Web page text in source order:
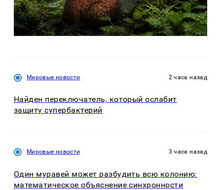
Мировые новости 2 часа назад
Найден переключатель, который ослабит
защиту супербактерий
Мировые новости 3 часа назад
Один муравей может разбудить всю колонию:
математическое объяснение синхронности